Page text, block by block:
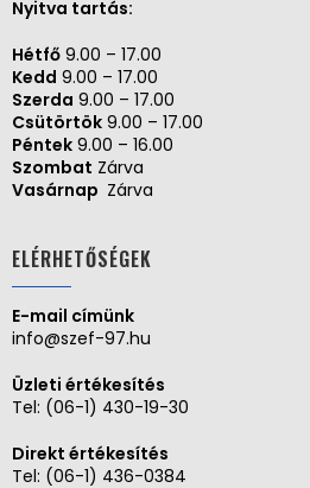
Nyitva tartás:
Hétfő 9.00 – 17.00
Kedd 9.00 – 17.00
Szerda 9.00 – 17.00
Csütörtök 9.00 – 17.00
Péntek 9.00 – 16.00
Szombat Zárva
Vasárnap Zárva
ELÉRHETŐSÉGEK
E-mail címünk
info@szef-97.hu
Üzleti értékesítés
Tel: (06-1) 430-19-30
Direkt értékesítés
Tel: (06-1) 436-0384